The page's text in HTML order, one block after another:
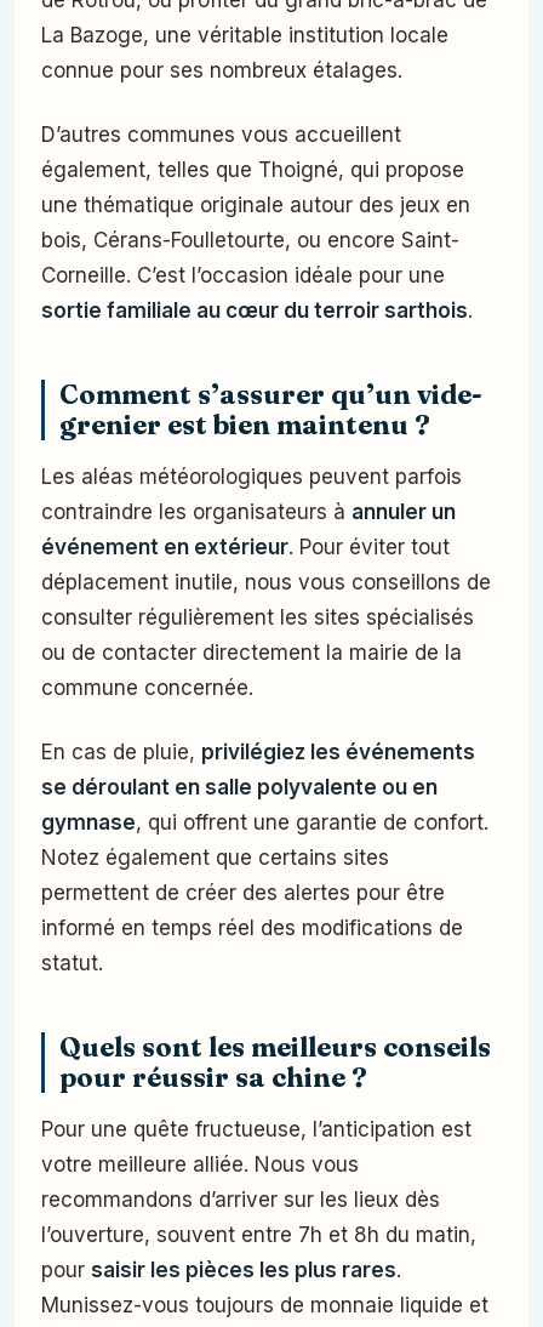
La Bazoge, une véritable institution locale
connue pour ses nombreux étalages.
D’autres communes vous accueillent
également, telles que Thoigné, qui propose
une thématique originale autour des jeux en
bois, Cérans-Foulletourte, ou encore Saint-
Corneille. C’est l’occasion idéale pour une
sortie familiale au cœur du terroir sarthois.
Comment s’assurer qu’un vide-
grenier est bien maintenu ?
Les aléas météorologiques peuvent parfois
contraindre les organisateurs à annuler un
événement en extérieur. Pour éviter tout
déplacement inutile, nous vous conseillons de
consulter régulièrement les sites spécialisés
ou de contacter directement la mairie de la
commune concernée.
En cas de pluie, privilégiez les événements
se déroulant en salle polyvalente ou en
gymnase, qui offrent une garantie de confort.
Notez également que certains sites
permettent de créer des alertes pour être
informé en temps réel des modifications de
statut.
Quels sont les meilleurs conseils
pour réussir sa chine ?
Pour une quête fructueuse, l’anticipation est
votre meilleure alliée. Nous vous
recommandons d’arriver sur les lieux dès
l’ouverture, souvent entre 7h et 8h du matin,
pour saisir les pièces les plus rares.
Munissez-vous toujours de monnaie liquide et